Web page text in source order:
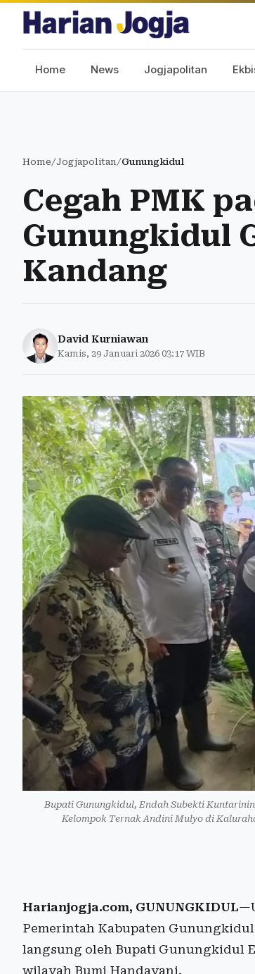
Home News Jogjapolitan
Home/Jogjapolitan/Gunungkidul
Cegah PMK
Gunungkidul
Kandang
David Kurniawan
Kamis, 29 Januari 2026 03:17 WIB
Bupati Gunungkidul, Endah Subekti
Kelompok Ternak Andini Mulyo di
Harianjogja.com, GUNUNGKIDUL
Pemerintah Kabupaten
langsung oleh Bupati Gunungkidul
wilayah Bumi Handayani.